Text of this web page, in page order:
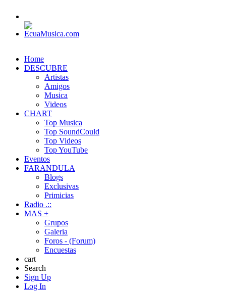
Home
DESCUBRE
Artistas
Amigos
Musica
Videos
CHART
Top Musica
Top SoundCould
Top Videos
Top YouTube
Eventos
FARANDULA
Blogs
Exclusivas
Primicias
Radio .::
MAS +
Grupos
Galeria
Foros - (Forum)
Encuestas
cart
Search
Sign Up
Log In